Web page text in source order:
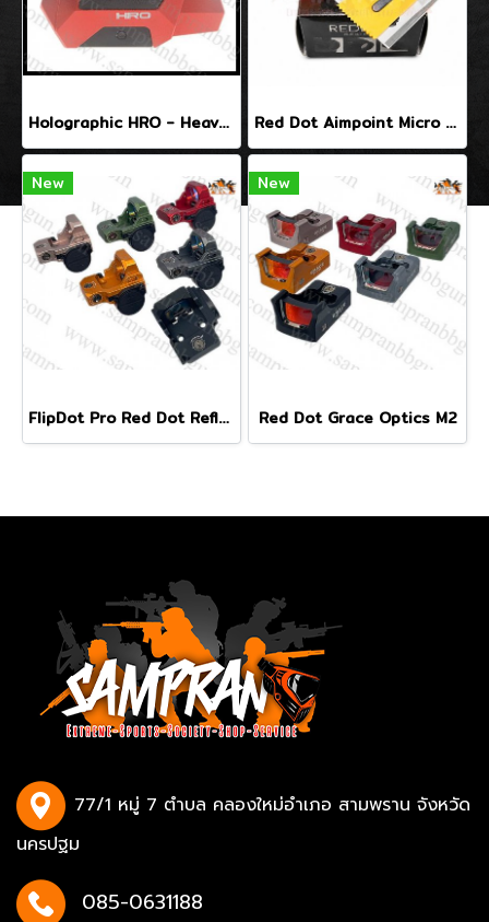
Holographic HRO - Heavy Recoil Optic Red Dot Aimpoint Micro T2
New
FlipDot Pro Red Dot Reflex Optic
New
Red Dot Grace Optics M2
77/1 หมู่ 7 ตำบล คลองใหม่อำเภอ สามพราน จังหวัด
นครปฐม
085-0631188